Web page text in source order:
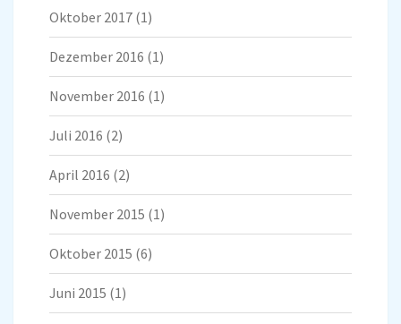
Oktober 2017 (1)
Dezember 2016 (1)
November 2016 (1)
Juli 2016 (2)
April 2016 (2)
November 2015 (1)
Oktober 2015 (6)
Juni 2015 (1)